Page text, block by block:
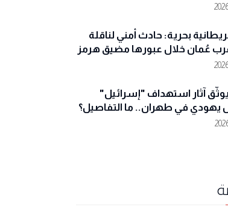
بحرية: حادث أمني لناقلة
عُمان خلال عبورها مضيق هرمز
آثار استهداف "إسرائيل"
يهودي في طهران.. ما التفاصيل؟